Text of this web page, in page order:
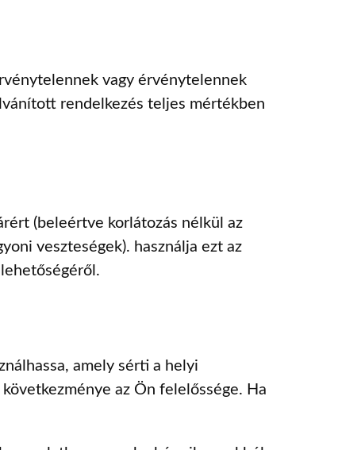
vagy érvénytelennek
rendelkezés teljes mértékben
(beleértve korlátozás nélkül az
veszteségek). használja ezt az
amely sérti a helyi
az Ön felelőssége. Ha